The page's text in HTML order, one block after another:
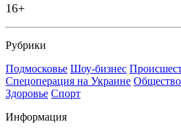
16+
Рубрики
Подмосковье Шоу-бизнес
Спецоперация на Украине Общество
Здоровье Спорт
Информация